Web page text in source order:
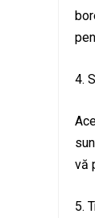
4.
vă
5.